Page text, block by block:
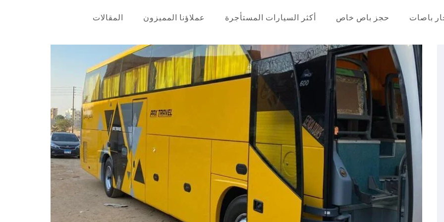
في مصر
باصات حجز باص خاص أكثر السيارات المستأجرة عملاؤنا المميزون
المقالات